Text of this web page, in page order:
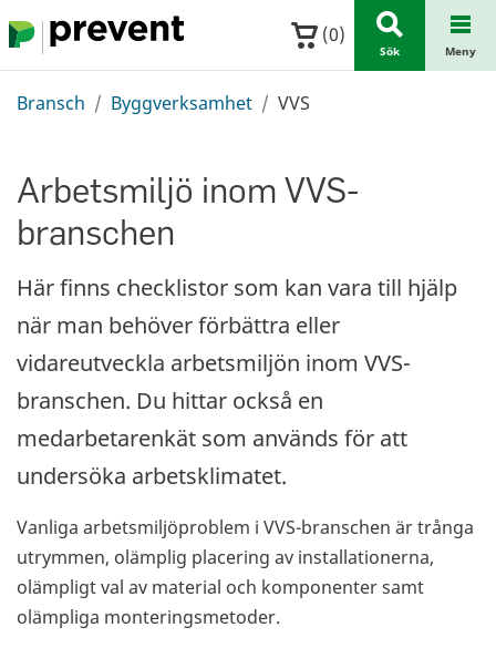
Hoppa till huvudinnehållet (0)
Sök Meny
Bransch Byggverksamhet VVS
Arbetsmiljö inom VVS-
branschen
Här finns checklistor som kan vara till hjälp
när man behöver förbättra eller
vidareutveckla arbetsmiljön inom VVS-
branschen. Du hittar också en
medarbetarenkät som används för att
undersöka arbetsklimatet.
Vanliga arbetsmiljöproblem i VVS-branschen är trånga
utrymmen, olämplig placering av installationerna,
olämpligt val av material och komponenter samt
olämpliga monteringsmetoder.